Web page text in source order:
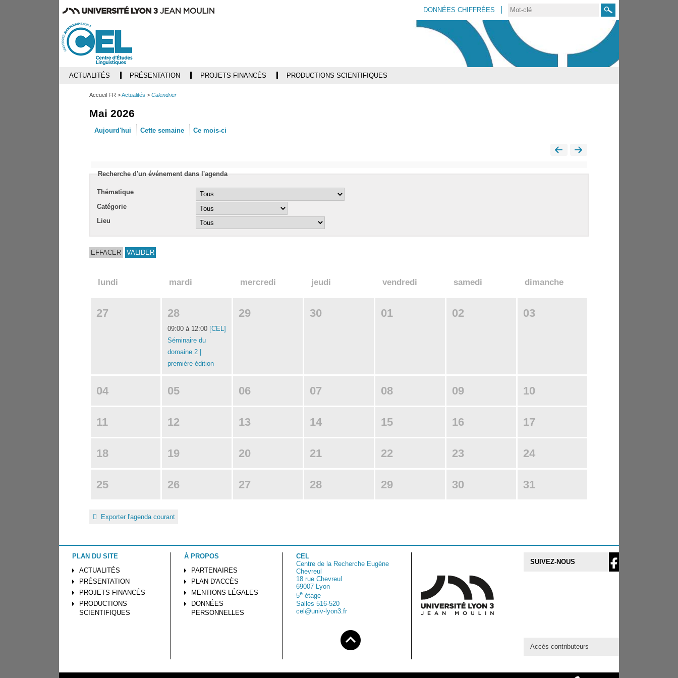
DONNÉES CHIFFRÉES Rechercher
ACTUALITÉS PRÉSENTATION PROJETS FINANCÉS PRODUCTIONS SCIENTIFIQUES
Accueil FR Actualités Calendrier
Mai 2026
Aujourd'hui Cette semaine Ce mois-ci
Recherche d'un événement dans l'agenda
Thématique
Catégorie
Lieu
lundi mardi mercredi jeudi vendredi samedi dimanche
27 28
09:00 à 12:00 [CEL]
Séminaire du
domaine 2 |
première édition
29 30 01 02 03
04 05 06 07 08 09 10
11 12 13 14 15 16 17
18 19 20 21 22 23 24
25 26 27 28 29 30 31
Exporter l'agenda courant
PLAN DU SITE
ACTUALITÉS
PRÉSENTATION
PROJETS FINANCÉS
PRODUCTIONS
SCIENTIFIQUES
À PROPOS
PARTENAIRES
PLAN D'ACCÈS
MENTIONS LÉGALES
DONNÉES
PERSONNELLES
CEL
Centre de la Recherche Eugène
Chevreul
18 rue Chevreul
69007 Lyon
5e étage
Salles 516-520
cel@univ-lyon3.fr
SUIVEZ-NOUS
Accès contributeurs